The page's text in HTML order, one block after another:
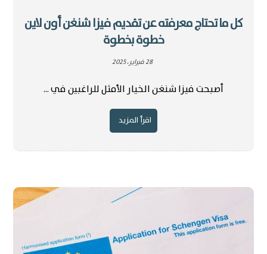
كل ما تحتاج معرفته عن تقديم فيزا شنغن أون لاين
خطوة بخطوة
28 فبراير، 2025
أصبحت فيزا شنغن الخيار الأمثل للراغبين في ...
اقرأ المزيد